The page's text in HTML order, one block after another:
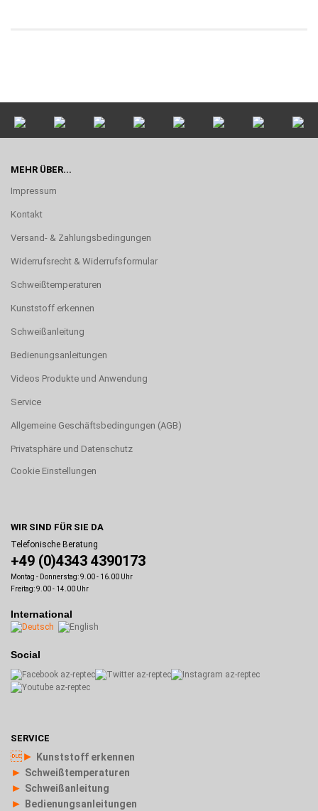
MEHR ÜBER...
Impressum
Kontakt
Versand- & Zahlungsbedingungen
Widerrufsrecht & Widerrufsformular
Schweißtemperaturen
Kunststoff erkennen
Schweißanleitung
Bedienungsanleitungen
Videos Produkte und Anwendung
Service
Allgemeine Geschäftsbedingungen (AGB)
Privatsphäre und Datenschutz
Cookie Einstellungen
WIR SIND FÜR SIE DA
Telefonische Beratung
+49 (0)4343 4390173
Montag - Donnerstag: 9.00 - 16.00 Uhr
Freitag: 9.00 - 14.00 Uhr
International
Social
SERVICE
► Kunststoff erkennen
► Schweißtemperaturen
► Schweißanleitung
► Bedienungsanleitungen